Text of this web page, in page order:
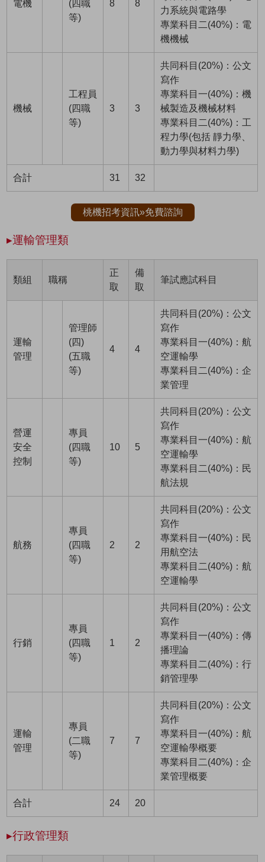
電機
(四職
等)
8 8
力系統與電路學
專業科目二(40%)：電
機機械
機械
工程員
(四職
等)
3 3
共同科目(20%)：公文
寫作
專業科目一(40%)：機
械製造及機械材料
專業科目二(40%)：工
程力學(包括 靜力學、
動力學與材料力學)
合計 31 32
桃機招考資訊»免費諮詢
▸運輸管理類
類組 職稱
正
取
備
取
筆試應試科目
運輸
管理
管理師
(四)
(五職
等)
4 4
共同科目(20%)：公文
寫作
專業科目一(40%)：航
空運輸學
專業科目二(40%)：企
業管理
營運
安全
控制
專員
(四職
等)
10 5
共同科目(20%)：公文
寫作
專業科目一(40%)：航
空運輸學
專業科目二(40%)：民
航法規
航務
專員
(四職
等)
2 2
共同科目(20%)：公文
寫作
專業科目一(40%)：民
用航空法
專業科目二(40%)：航
空運輸學
行銷
專員
(四職
等)
1 2
共同科目(20%)：公文
寫作
專業科目一(40%)：傳
播理論
專業科目二(40%)：行
銷管理學
運輸
管理
專員
(二職
等)
7 7
共同科目(20%)：公文
寫作
專業科目一(40%)：航
空運輸學概要
專業科目二(40%)：企
業管理概要
合計 24 20
▸行政管理類